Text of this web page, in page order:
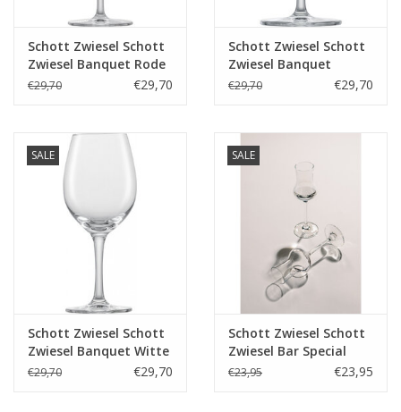
Schott Zwiesel Schott
Zwiesel Banquet Rode
wijnglas 1 - 0.475Ltr - 6
€29,70 €29,70
Schott Zwiesel Schott
Zwiesel Banquet
Waterglas 32 - 0.253Ltr
€29,70 €29,70
SALE
Schott Zwiesel Schott
Zwiesel Banquet Witte
wijnglas 2 - 0.3Ltr - 6
€29,70 €29,70
SALE
Schott Zwiesel Schott
Zwiesel Bar Special
(Classico) Grappaglas
€23,95 €23,95